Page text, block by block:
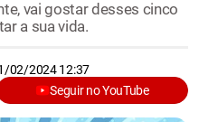
vai gostar desses cinco
a sua vida.
02/2024 12:37
Seguir no YouTube